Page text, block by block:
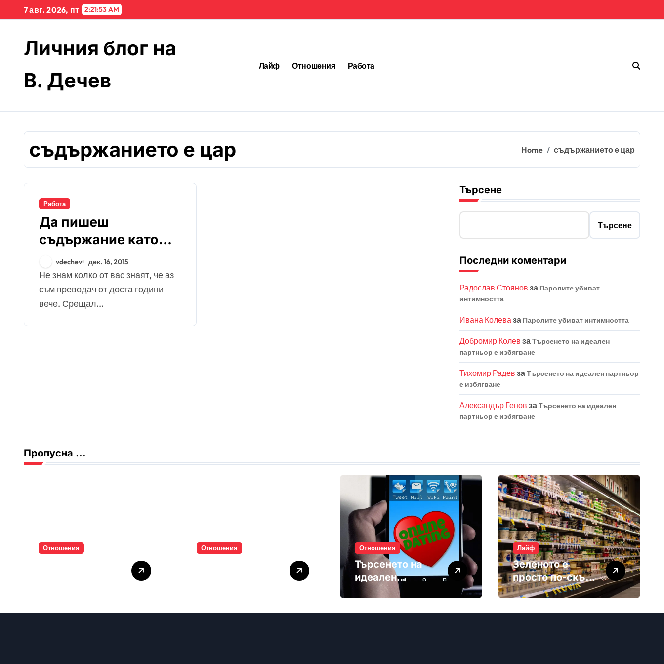
7 авг. 2026, пт 2:21:53 AM
Личния блог на
В. Дечев
Лайф Отношения Работа
съдържанието е цар Home съдържанието е цар
Работа
Да пишеш
съдържание като
фрийлансър
vdechev дек. 16, 2015
Не знам колко от вас знаят, че аз
съм преводач от доста години
вече. Срещал...
Търсене
Търсене
Последни коментари
Радослав Стоянов за Паролите убиват
интимността
Ивана Колеваза Паролите убиват интимността
Добромир Колев заТърсенето на идеален
партньор е избягване
Тихомир Радев заТърсенето на идеален партньор
е избягване
Александър Генов заТърсенето на идеален
партньор е избягване
Пропусна ...
Отношения Отношения Отношения
Търсенето на
идеален
партньор е
Лайф
Зеленото е
просто по-скъп
маркетинг